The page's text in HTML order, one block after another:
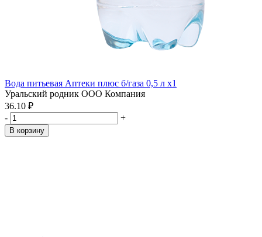
Вода питьевая Аптеки плюс б/газа 0,5 л x1
Уральский родник ООО Компания
36.10 ₽
-
+
В корзину